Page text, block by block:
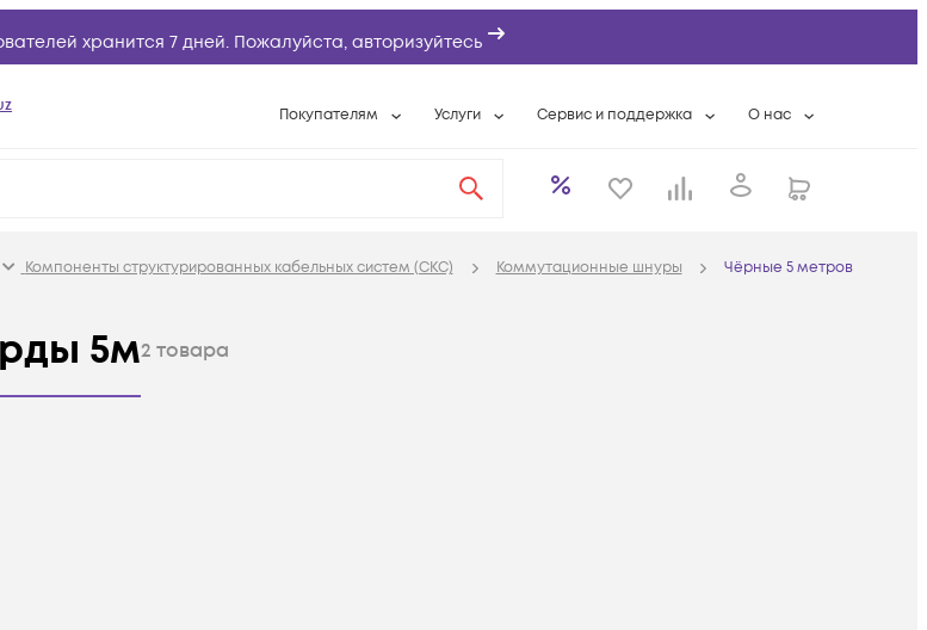
хранится 7 дней. Пожалуйста, авторизуйтесь
Покупателям
Вопросы и ответы
Услуги
Расширенная гарантия
Сервис и поддержка
Разовые выездные работы
Сервисный центр
О нас
Контактная
Компоненты структурированных кабельных систем (СКС) Коммутационные шнуры Чёрные 5 метров
5м2 товара